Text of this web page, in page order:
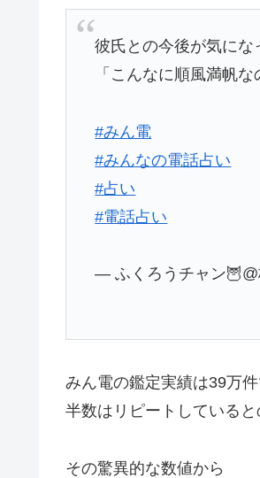
彼氏との今後が気に
「こんなに順風満帆
#みん電
#みんなの電話占い
#占い
#電話占い
— ふくろうチャン
みん電の鑑定実績は39万
半数はリピートしていると
その驚異的な数値から